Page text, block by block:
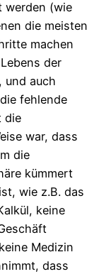
werden (wie
die meisten
machen
der
und auch
fehlende
die
war, dass
die
kümmert
wie z.B. das
keine
Medizin
dass